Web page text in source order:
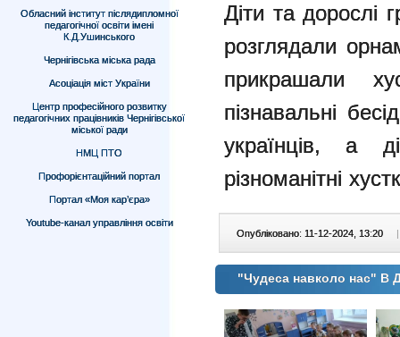
Обласний інститут післядипломної
педагогічної освіти імені
К.Д.Ушинського
Чернігівська міська рада
Асоціація міст України
Центр професійного розвитку
педагогічних працівників Чернігівської
міської ради
НМЦ ПТО
Профорієнтаційний портал
Портал «Моя кар’єра»
Youtube-канал управління освіти
Діти та дорослі
розглядали
прикрашали
пізнавальні
українців, а
різноманітні
Опубліковано: 11-12-2024, 13:20 |
"Чудеса навколо нас" В